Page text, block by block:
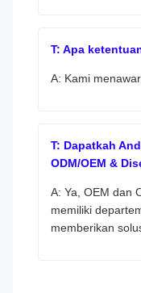
T: Apa
A: Kami
T: Dapatkah
ODM/OEM &
A: Ya, OEM dan
memiliki
memberikan